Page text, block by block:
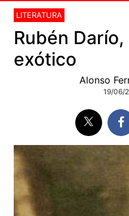
LITERATURA
Rubén
exótico
Alonso
19/06/